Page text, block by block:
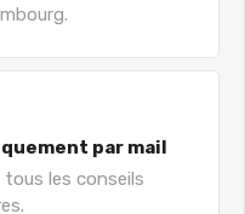
par mail
les conseils